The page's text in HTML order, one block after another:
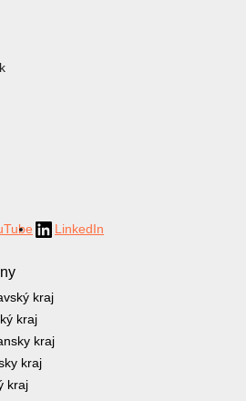
LinkedIn
kraj
kraj
kraj
kraj
kraj